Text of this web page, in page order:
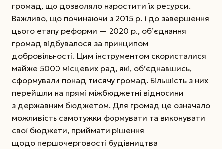
громад, що дозволяло наростити їх ресурси.
Важливо, що починаючи з 2015 р. і до завершення
цього етапу реформи — 2020 р., об’єднання
громад відбувалося за принципом
добровільності. Цим інструментом скористалися
майже 5000 місцевих рад, які, об’єднавшись,
сформували понад тисячу громад. Більшість з них
перейшли на прямі міжбюджетні відносини
з державним бюджетом. Для громад це означало
можливість самотужки формувати та виконувати
свої бюджети, приймати рішення
щодо першочерговості будівництва